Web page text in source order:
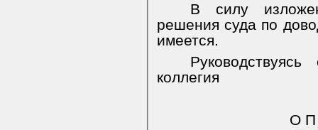
В силу
решения суда по
имеется.
коллегия
О П